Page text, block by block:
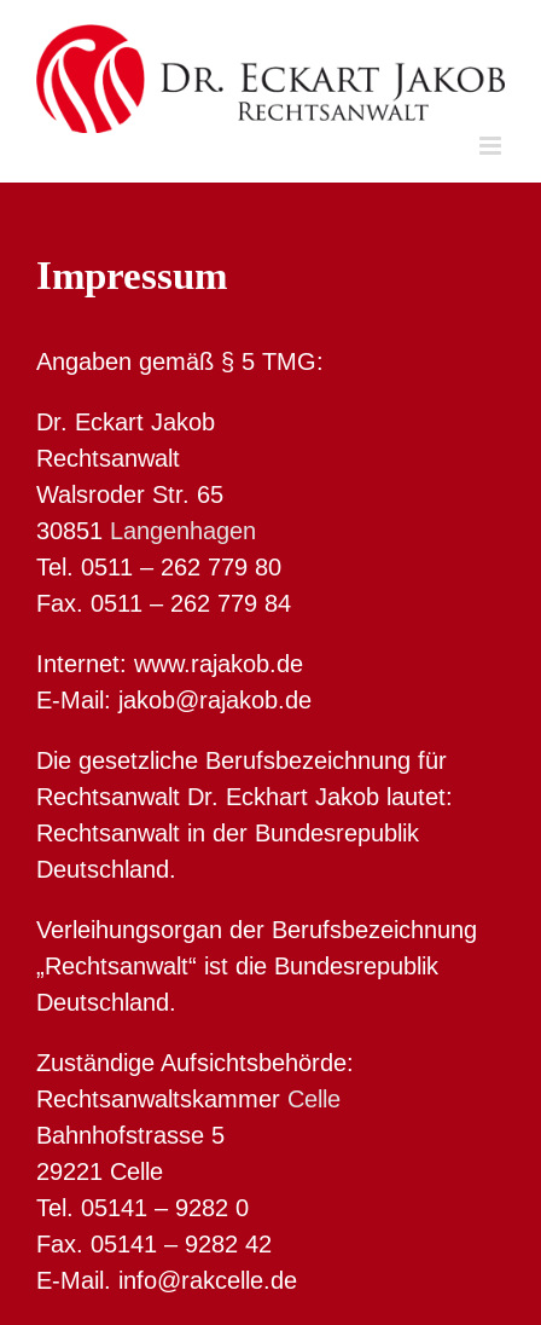
content
Impressum
Angaben gemäß § 5 TMG:
Dr. Eckart Jakob
Rechtsanwalt
Walsroder Str. 65
30851 Langenhagen
Tel. 0511 – 262 779 80
Fax. 0511 – 262 779 84
Internet: www.rajakob.de
E-Mail: jakob@rajakob.de
Die gesetzliche Berufsbezeichnung für
Rechtsanwalt Dr. Eckhart Jakob lautet:
Rechtsanwalt in der Bundesrepublik
Deutschland.
Verleihungsorgan der Berufsbezeichnung
„Rechtsanwalt“ ist die Bundesrepublik
Deutschland.
Zuständige Aufsichtsbehörde:
Rechtsanwaltskammer Celle
Bahnhofstrasse 5
29221 Celle
Tel. 05141 – 9282 0
Fax. 05141 – 9282 42
E-Mail. info@rakcelle.de